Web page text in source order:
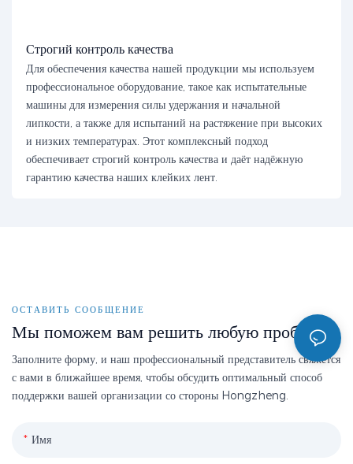
Строгий контроль качества
Для обеспечения качества нашей продукции мы используем
профессиональное оборудование, такое как испытательные
машины для измерения силы удержания и начальной
липкости, а также для испытаний на растяжение при высоких
и низких температурах. Этот комплексный подход
обеспечивает строгий контроль качества и даёт надёжную
гарантию качества наших клейких лент.
ОСТАВИТЬ СООБЩЕНИЕ
Мы поможем вам решить любую проблему
Заполните форму, и наш профессиональный представитель свяжется
с вами в ближайшее время, чтобы обсудить оптимальный способ
поддержки вашей организации со стороны Hongzheng.
Имя